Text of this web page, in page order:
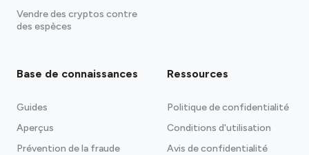
Vendre des cryptos contre
des espèces
Base de connaissances
Guides
Aperçus
Prévention de la fraude
Ressources
Politique de confidentialité
Conditions d'utilisation
Avis de confidentialité